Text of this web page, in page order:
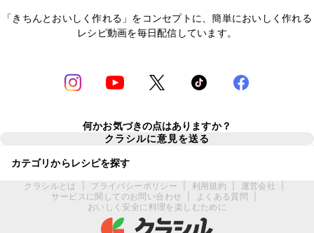
「きちんとおいしく作れる」をコンセプトに、簡単においしく作れる
レシピ動画を毎日配信しています。
何かお気づきの点はありますか？
クラシルに意見を送る
カテゴリからレシピを探す
クラシルとは プライバシーポリシー 利用規約 運営会社
サービスに関してのお問い合わせ
よくある質問
おいしく安全に料理を楽しむために